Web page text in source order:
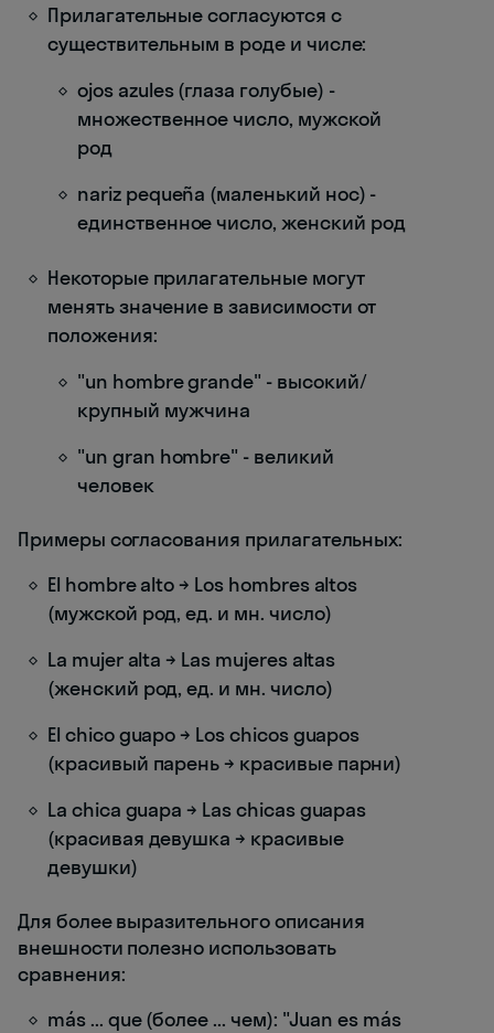
Прилагательные согласуются с
существительным в роде и числе:
ojos azules (глаза голубые) -
множественное число, мужской
род
nariz pequeña (маленький нос) -
единственное число, женский род
Некоторые прилагательные могут
менять значение в зависимости от
положения:
"un hombre grande" - высокий/
крупный мужчина
"un gran hombre" - великий
человек
Примеры согласования прилагательных:
El hombre alto → Los hombres altos
(мужской род, ед. и мн. число)
La mujer alta → Las mujeres altas
(женский род, ед. и мн. число)
El chico guapo → Los chicos guapos
(красивый парень → красивые парни)
La chica guapa → Las chicas guapas
(красивая девушка → красивые
девушки)
Для более выразительного описания
внешности полезно использовать
сравнения:
más ... que (более ... чем): "Juan es más